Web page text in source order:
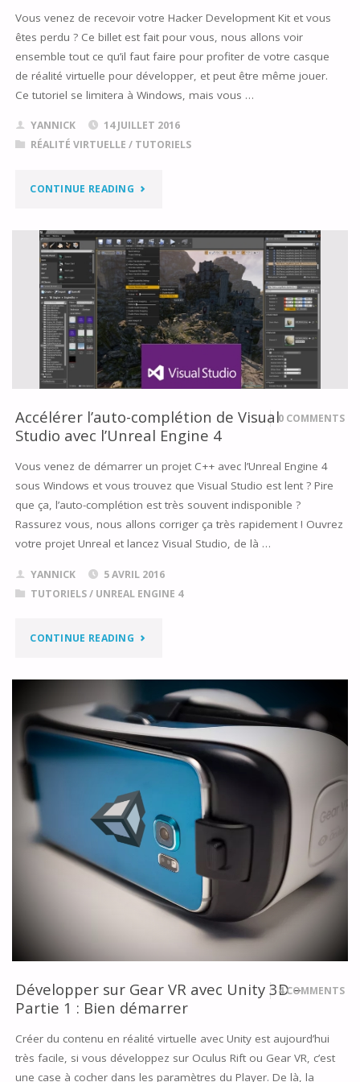
Vous venez de recevoir votre Hacker Development Kit et vous
êtes perdu ? Ce billet est fait pour vous, nous allons voir
ensemble tout ce qu’il faut faire pour profiter de votre casque
de réalité virtuelle pour développer, et peut être même jouer.
Ce tutoriel se limitera à Windows, mais vous …
YANNICK
14 JUILLET 2016
RÉALITÉ VIRTUELLE / TUTORIELS
CONTINUE READING "BIEN
AVEC
SON
OSVR
HACKER
DEVELOPMENT
KIT"
Accélérer l’auto-complétion de Visual
Studio avec l’Unreal Engine 4
0 COMMENTS
Vous venez de démarrer un projet C++ avec l’Unreal Engine 4
sous Windows et vous trouvez que Visual Studio est lent ? Pire
que ça, l’auto-complétion est très souvent indisponible ?
Rassurez vous, nous allons corriger ça très rapidement ! Ouvrez
votre projet Unreal et lancez Visual Studio, de là …
YANNICK
5 AVRIL 2016
TUTORIELS/ UNREAL ENGINE 4
CONTINUE READING "ACCÉLÉRER
COMPLÉTION
DE
VISUAL
STUDIO
AVEC
L’UNREAL
ENGINE
Développer sur Gear VR avec Unity 3D –
Partie 1 : Bien démarrer
4 COMMENTS
Créer du contenu en réalité virtuelle avec Unity est aujourd’hui
très facile, si vous développez sur Oculus Rift ou Gear VR, c’est
une case à cocher dans les paramètres du Player. De là, la